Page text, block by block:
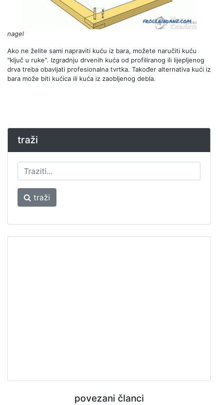
nagel
Ako ne želite sami napraviti kuću iz bara, možete naručiti kuću
"ključ u ruke". Izgradnju drvenih kuća od profiliranog ili lijepljenog
drva treba obavljati profesionalna tvrtka. Također alternativa kući iz
bara može biti kućica ili kuća iz zaobljenog debla.
traži
traži
povezani članci